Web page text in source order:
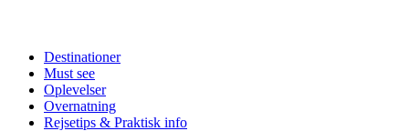
Destinationer
Must see
Oplevelser
Overnatning
Rejsetips & Praktisk info